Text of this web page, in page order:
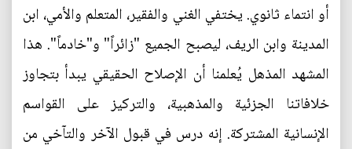
أو انتماء ثانوي. يختفي الغني والفقير، المتعلم والأمي، ابن
المدينة وابن الريف، ليصبح الجميع "زائراً" و"خادماً". هذا
المشهد المذهل يُعلمنا أن الإصلاح الحقيقي يبدأ بتجاوز
خلافاتنا الجزئية والمذهبية، والتركيز على القواسم
الإنسانية المشتركة. إنه درس في قبول الآخر والتآخي من